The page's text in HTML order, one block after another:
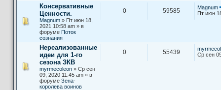
Консервативные
Ценности.
Magnum » Пт июн 18,
2021 10:58 am » в
форуме Поток
сознания
0 59585
Magnum
Пт июн
Нереализованные
идеи для 1-го
сезона ЗКВ
myrmecoleon » Ср сен
09, 2020 11:45 am » в
форуме Зена-
королева воинов
0 55439
Ср сен